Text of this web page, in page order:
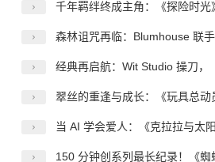
千年羁绊终成主角：《探险时光》新衍生剧官
森林诅咒再临：Blumhouse 联手温子仁，重
经典再启航：Wit Studio 操刀，《The One
翠丝的重逢与成长：《玩具总动员 5》原定
当 AI 学会爱人：《克拉拉与太阳》首曝预告
150 分钟创系列最长纪录！《蜘蛛侠：崭新之日》